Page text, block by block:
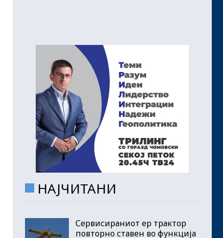
НАЈЧИТАНИ
Сервисираниот ер трактор
повторно ставен во функција